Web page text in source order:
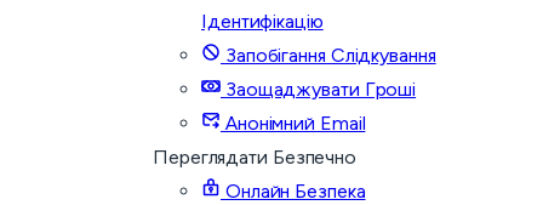
Ідентифікацію
Запобігання Слідкування
Заощаджувати Гроші
Анонімний Email
Переглядати Безпечно
Онлайн Безпека